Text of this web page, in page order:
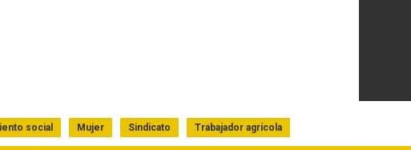
social Mujer Sindicato Trabajador agrícola